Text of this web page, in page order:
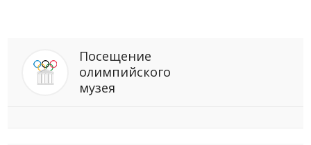
Посещение
олимпийского
музея